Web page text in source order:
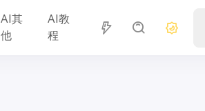
AI其
他
AI教
程